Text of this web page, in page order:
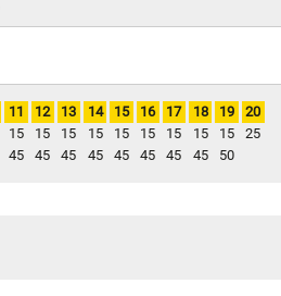
11
15
45
12
15
45
13
15
45
14
15
45
15
15
45
16
15
45
17
15
45
18
15
45
19
15
50
20
25